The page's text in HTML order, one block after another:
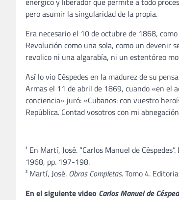
pero asumir la singularidad de la propia.
Era necesario el 10 de octubre de 1868,
Revolución como una sola, como un devenir
revolico ni una algarabía, ni un estentóreo
Así lo vio Céspedes en la madurez de su
Armas el 11 de abril de 1869, cuando «en el
conciencia» juró: «Cubanos: con vuestro
República. Contad vosotros con mi
¹ En Martí, José. “Carlos Manuel de Céspedes”.
1968, pp. 197-198.
² Martí, José. Obras Completas. Tomo 4.
En el siguiente video Carlos Manuel de